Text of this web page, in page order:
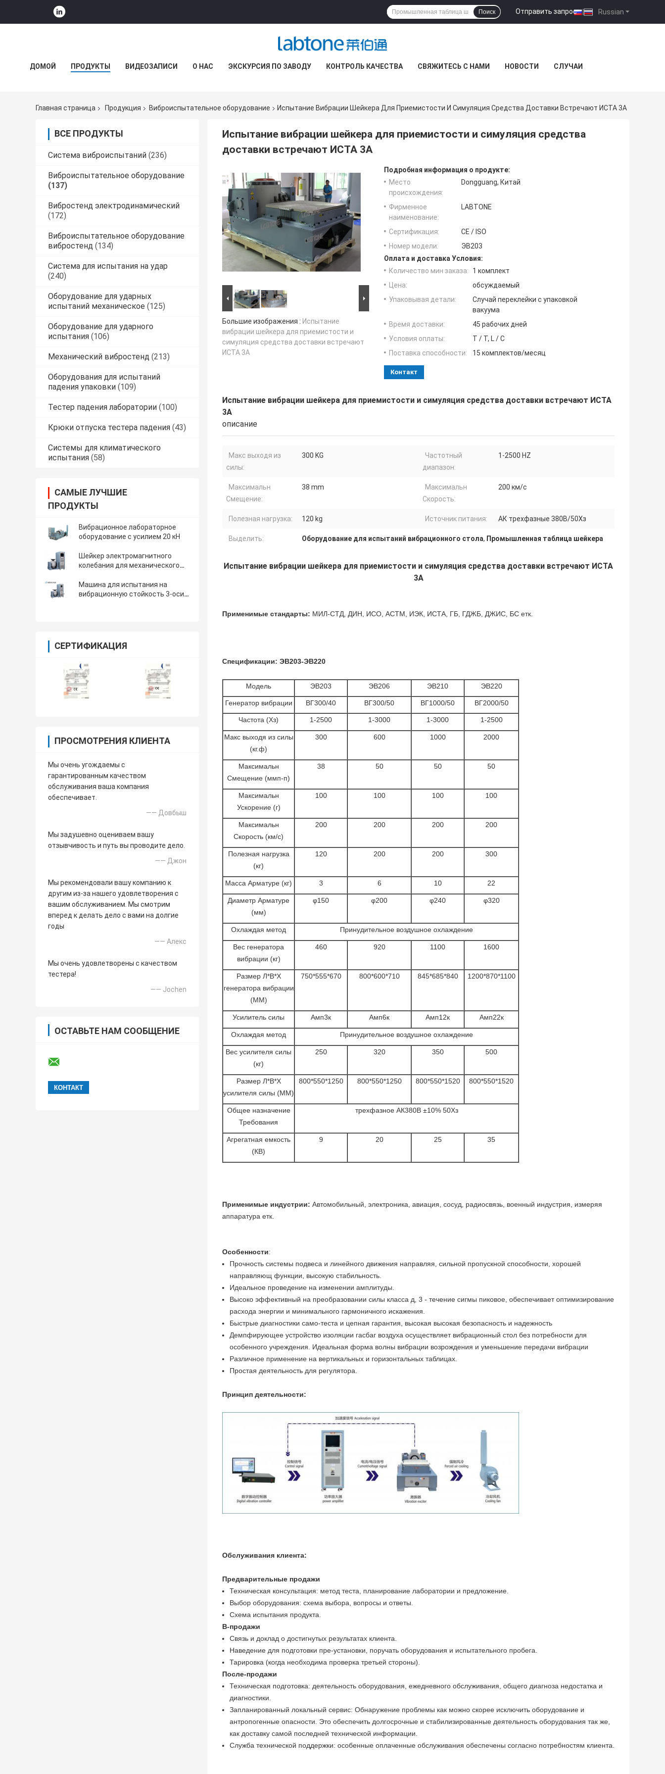
Russian
Отправить запрос |
Поиск
ДОМОЙ ПРОДУКТЫ ВИДЕОЗАПИСИ О НАС ЭКСКУРСИЯ ПО ЗАВОДУ КОНТРОЛЬ КАЧЕСТВА СВЯЖИТЕСЬ С НАМИ НОВОСТИ СЛУЧАИ
Главная страница Продукция Виброиспытательное оборудование Испытание Вибрации Шейкера Для Приемистости И Симуляция Средства Доставки Встречают ИСТА 3А
ВСЕ ПРОДУКТЫ
Система виброиспытаний (236)
Виброиспытательное оборудование
(137)
Вибростенд электродинамический
(172)
Виброиспытательное оборудование
вибростенд (134)
Система для испытания на удар
(240)
Оборудование для ударных
испытаний механическое (125)
Оборудование для ударного
испытания (106)
Механический вибростенд (213)
Оборудования для испытаний
падения упаковки (109)
Тестер падения лаборатории (100)
Крюки отпуска тестера падения (43)
Системы для климатического
испытания (58)
САМЫЕ ЛУЧШИЕ
ПРОДУКТЫ
Вибрационное лабораторное
оборудование с усилием 20 кН
Шейкер электромагнитного
колебания для механического
Машина для испытания на
вибрационную стойкость 3-оси с
СЕРТИФИКАЦИЯ
ПРОСМОТРЕНИЯ КЛИЕНТА
Мы очень угождаемы с
гарантированным качеством
обслуживания ваша компания
обеспечивает.
—— Довбыш
Мы задушевно оцениваем вашу
отзывчивость и путь вы проводите дело.
—— Джон
Мы рекомендовали вашу компанию к
другим из-за нашего удовлетворения с
вашим обслуживанием. Мы смотрим
вперед к делать дело с вами на долгие
годы
—— Алекс
Мы очень удовлетворены с качеством
тестера!
—— Jochen
ОСТАВЬТЕ НАМ СООБЩЕНИЕ
Испытание вибрации шейкера для приемистости и симуляция средства
доставки встречают ИСТА 3А
Большие изображения : Испытание
вибрации шейкера для приемистости и
симуляция средства доставки встречают
ИСТА 3А
Подробная информация о продукте:
Место
происхождения:
Dongguang, Китай
Фирменное
наименование:
LABTONE
Сертификация:
CE / ISO
Номер модели:
ЭВ203
Оплата и доставка Условия:
Количество мин заказа:
1 комплект
Цена:
обсуждаемый
Упаковывая детали:
Случай переклейки с упаковкой
вакуума
Время доставки:
45 рабочих дней
Условия оплаты:
T / T, L / C
Поставка способности:
15 комплектов/месяц
Контакт
Испытание вибрации шейкера для приемистости и симуляция средства доставки встречают ИСТА
3А
описание
Макс выходя из
силы:
300 KG
Частотный
диапазон:
1-2500 HZ
Максимальн
Смещение:
38 mm
Максимальн
Скорость:
200 км/с
Полезная нагрузка: 120 kg Источник питания: АК трехфазные 380В/50Хз
Выделить: Оборудование для испытаний вибрационного стола, Промышленная таблица шейкера
Испытание вибрации шейкера для приемистости и симуляция средства доставки встречают ИСТА
3А
Применимые стандарты: МИЛ-СТД, ДИН, ИСО, АСТМ, ИЭК, ИСТА, ГБ, ГДЖБ, ДЖИС, БС етк.
Спецификации: ЭВ203-ЭВ220
Модель ЭВ203 ЭВ206 ЭВ210 ЭВ220
Генератор вибрации ВГ300/40 ВГ300/50 ВГ1000/50 ВГ2000/50
Частота (Хз) 1-2500 1-3000 1-3000 1-2500
Макс выходя из силы
(кг.ф)
300 600 1000 2000
Максимальн
Смещение (ммп-п)
38 50 50 50
Максимальн
Ускорение (г)
100 100 100 100
Максимальн
Скорость (км/с)
200 200 200 200
Полезная нагрузка
(кг)
120 200 200 300
Масса Арматуре (кг) 3 6 10 22
Диаметр Арматуре
(мм)
φ150 φ200 φ240 φ320
Охлаждая метод Принудительное воздушное охлаждение
Вес генератора
вибрации (кг)
460 920 1100 1600
Размер Л*В*Х
генератора вибрации
(ММ)
750*555*670 800*600*710 845*685*840 1200*870*1100
Усилитель силы Амп3к Амп6к Амп12к Амп22к
Охлаждая метод Принудительное воздушное охлаждение
Вес усилителя силы
(кг)
250 320 350 500
Размер Л*В*Х
усилителя силы (ММ)
800*550*1250 800*550*1250 800*550*1520 800*550*1520
Общее назначение
Требования
трехфазное АК380В ±10% 50Хз
Агрегатная емкость
(КВ)
9 20 25 35
Применимые индустрии: Автомобильный, электроника, авиация, сосуд, радиосвязь, военный индустрия, измеряя
аппаратура етк.
Особенности:
Прочность системы подвеса и линейного движения направляя, сильной пропускной способности, хорошей
направляющ функции, высокую стабильность.
Идеальное проведение на изменении амплитуды.
Высоко эффективный на преобразовании силы класса д, 3 - течение сигмы пиковое, обеспечивает оптимизирование
расхода энергии и минимального гармоничного искажения.
Быстрые диагностики само-теста и цепная гарантия, высокая высокая безопасность и надежность
Демпфирующее устройство изоляции гасбаг воздуха осуществляет вибрационный стол без потребности для
особенного учреждения. Идеальная форма волны вибрации возрождения и уменьшение передачи вибрации
Различное применение на вертикальных и горизонтальных таблицах.
Простая деятельность для регулятора.
Принцип деятельности:
Обслуживания клиента:
Предварительные продажи
Техническая консультация: метод теста, планирование лаборатории и предложение.
Выбор оборудования: схема выбора, вопросы и ответы.
Схема испытания продукта.
В-продажи
Связь и доклад о достигнутых результатах клиента.
Наведение для подготовки пре-установки, поручать оборудования и испытательного пробега.
Тарировка (когда необходима проверка третьей стороны).
После-продажи
Техническая подготовка: деятельность оборудования, ежедневного обслуживания, общего диагноза недостатка и
диагностики.
Запланированный локальный сервис: Обнаружение проблемы как можно скорее исключить оборудование и
антропогенные опасности. Это обеспечить долгосрочные и стабилизированные деятельность оборудования так же,
как доставку самой последней технической информации.
Служба технической поддержки: особенные оплаченные обслуживания обеспечены согласно потребностям клиента.